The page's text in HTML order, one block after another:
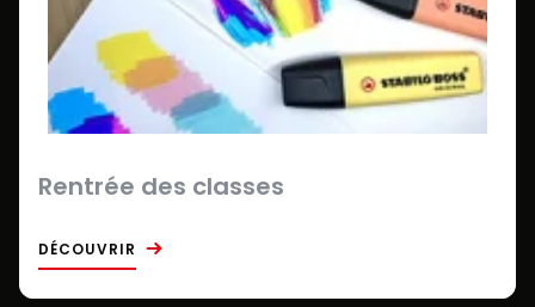
Rentrée des classes
DÉCOUVRIR